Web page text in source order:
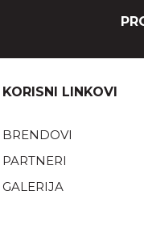
KORISNI LINKOVI
BRENDOVI
PARTNERI
GALERIJA